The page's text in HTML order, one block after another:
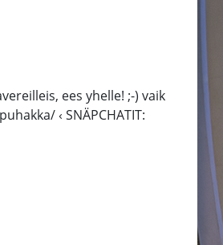
ees yhelle! ;-) vaik
‹ SNÄPCHATIT: